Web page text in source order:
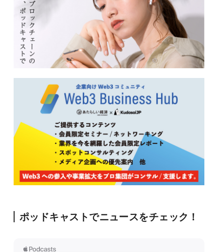
ポッドキャストでニュースをチェック！